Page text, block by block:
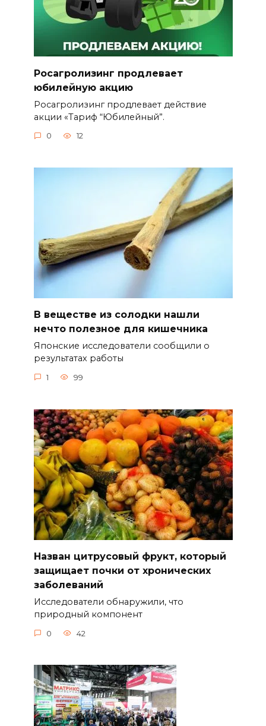
Росагролизинг продлевает
юбилейную акцию
Росагролизинг продлевает действие
акции «Тариф “Юбилейный”.
0 12
В веществе из солодки нашли
нечто полезное для кишечника
Японские исследователи сообщили о
результатах работы
1 99
Назван цитрусовый фрукт, который
защищает почки от хронических
заболеваний
Исследователи обнаружили, что
природный компонент
0 42